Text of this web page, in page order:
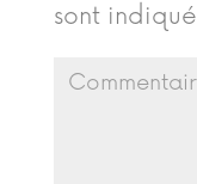
sont